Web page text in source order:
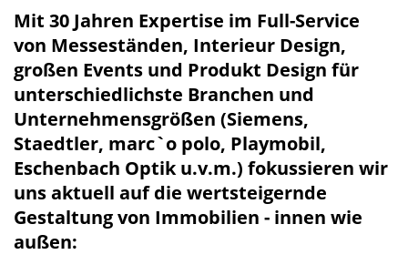
Mit 30 Jahren Expertise im Full-Service
von Messeständen, Interieur Design,
großen Events und Produkt Design für
unterschiedlichste Branchen und
Unternehmensgrößen (Siemens,
Staedtler, marc`o polo, Playmobil,
Eschenbach Optik u.v.m.) fokussieren wir
uns aktuell auf die wertsteigernde
Gestaltung von Immobilien - innen wie
außen: